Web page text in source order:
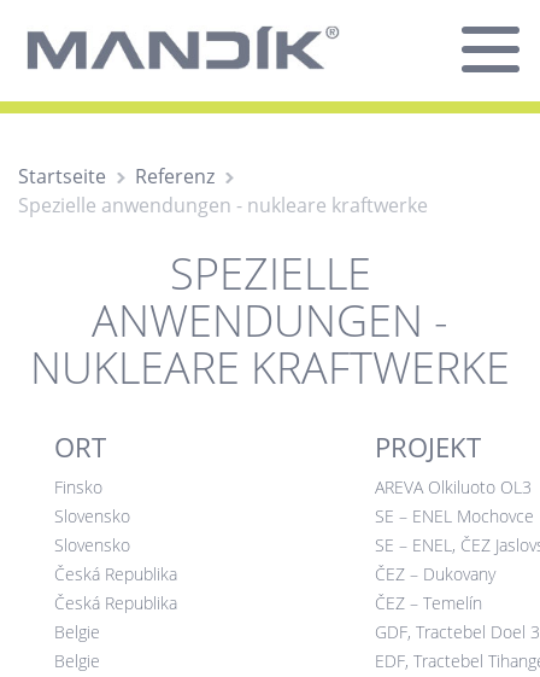
Startseite
Referenz
Spezielle anwendungen - nukleare kraftwerke
SPEZIELLE
ANWENDUNGEN -
NUKLEARE KRAFTWERKE
ORT PROJEKT
Finsko
AREVA Olkiluoto OL3
Slovensko
SE – ENEL Mochovce
Slovensko
SE – ENEL, ČEZ
Česká Republika
ČEZ – Dukovany
Česká Republika
ČEZ – Temelín
Belgie
GDF, Tractebel Doel
Belgie
EDF, Tractebel